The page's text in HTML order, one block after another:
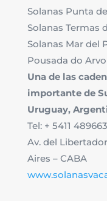
Solanas Punta
Solanas Termas
Solanas Mar del
Pousada do
Una de las
importante de
Uruguay,
Tel: + 5411
Av. del
Aires – CABA